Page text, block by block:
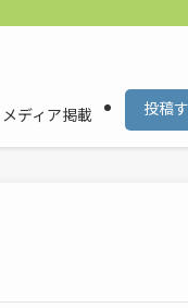
メディア掲載 投稿